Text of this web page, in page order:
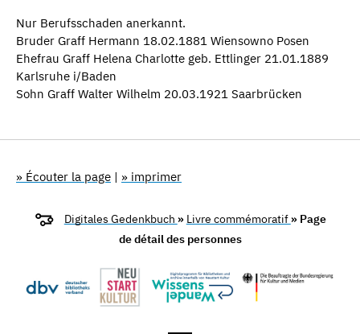
Nur Berufsschaden anerkannt.
Bruder Graff Hermann 18.02.1881 Wiensowno Posen
Ehefrau Graff Helena Charlotte geb. Ettlinger 21.01.1889
Karlsruhe i/Baden
Sohn Graff Walter Wilhelm 20.03.1921 Saarbrücken
» Écouter la page | » imprimer
Digitales Gedenkbuch » Livre commémoratif » Page
de détail des personnes